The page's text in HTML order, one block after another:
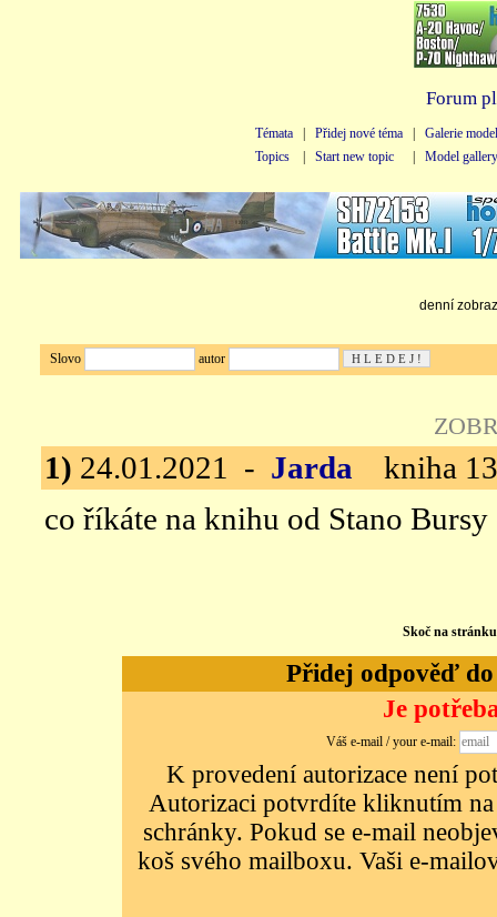
Forum
Témata Přidej nové téma
Galerie
Topics
Start new topic Model gallery
denní
Slovo autor
1) 24.01.2021 - Jarda kniha
co říkáte na knihu od Stano
Skoč na
Přidej odpověď
Je
Váš e-mail / your e-mail:
K provedení autorizace není
Autorizaci potvrdíte kliknutím na
schránky. Pokud se e-mail
koš svého mailboxu. Vaši e-